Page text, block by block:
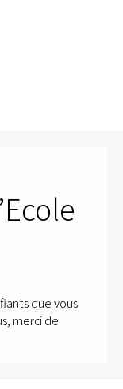
que vous
merci de